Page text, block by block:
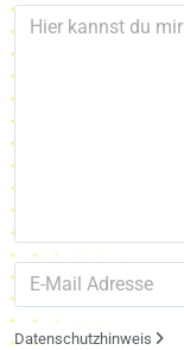
Datenschutzhinweis